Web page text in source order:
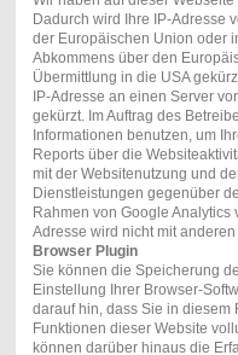
Dadurch wird Ihre IP-Adresse
der Europäischen Union oder
Abkommens über den
Übermittlung in die USA
IP-Adresse an einen Server
gekürzt. Im Auftrag des
Informationen benutzen, um
Reports über die
mit der Websitenutzung und
Dienstleistungen gegenüber
Rahmen von Google
Adresse wird nicht mit
Browser Plugin
Sie können die Speicherung
Einstellung Ihrer Browser-
darauf hin, dass Sie in diesem
Funktionen dieser Website
können darüber hinaus die